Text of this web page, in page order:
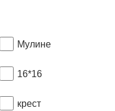
Мулине
16*16
крест